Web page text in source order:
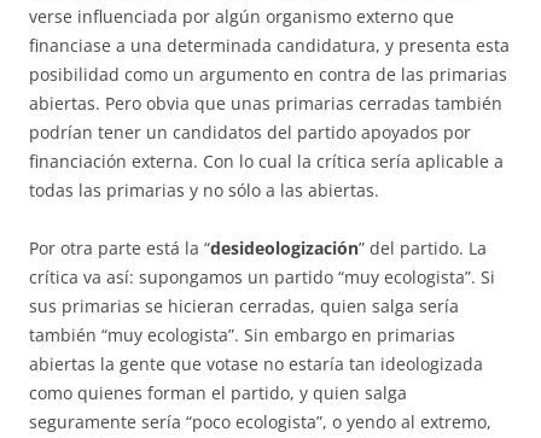
verse influenciada por algún organismo externo que
financiase a una determinada candidatura, y presenta esta
posibilidad como un argumento en contra de las primarias
abiertas. Pero obvia que unas primarias cerradas también
podrían tener un candidatos del partido apoyados por
financiación externa. Con lo cual la crítica sería aplicable a
todas las primarias y no sólo a las abiertas.
Por otra parte está la “desideologización” del partido. La
crítica va así: supongamos un partido “muy ecologista”. Si
sus primarias se hicieran cerradas, quien salga sería
también “muy ecologista”. Sin embargo en primarias
abiertas la gente que votase no estaría tan ideologizada
como quienes forman el partido, y quien salga
seguramente sería “poco ecologista”, o yendo al extremo,